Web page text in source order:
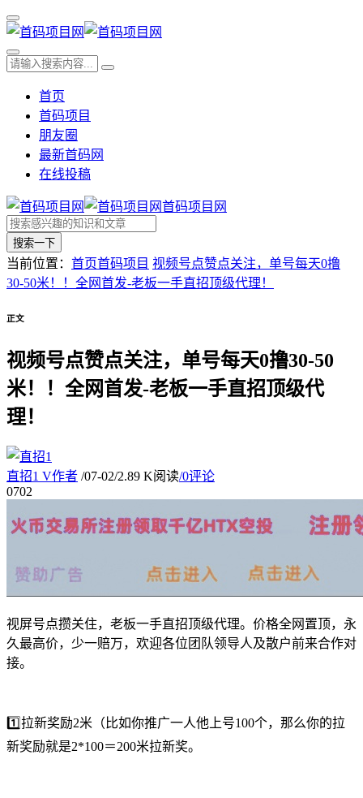
首页
首码项目
朋友圈
最新首码网
在线投稿
首码项目网
搜索一下
当前位置： 首页首码项目 视频号点赞点关注，单号每天0撸
30-50米！！全网首发-老板一手直招顶级代理！
正文
视频号点赞点关注，单号每天0撸30-50
米！！全网首发-老板一手直招顶级代
理！
直招1 V作者 /07-02/2.89 K阅读/0评论
0702
视屏号点攒关住，老板一手直招顶级代理。价格全网置顶，永
久最高价，少一赔万，欢迎各位团队领导人及散户前来合作对
接。
1️⃣拉新奖励2米（比如你推广一人他上号100个，那么你的拉
新奖励就是2*100＝200米拉新奖。